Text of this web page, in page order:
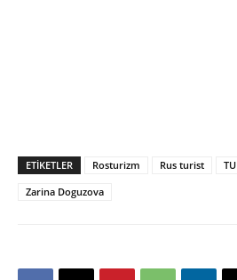
ETIKETLER Rosturizm Rus turist
Zarina Doguzova